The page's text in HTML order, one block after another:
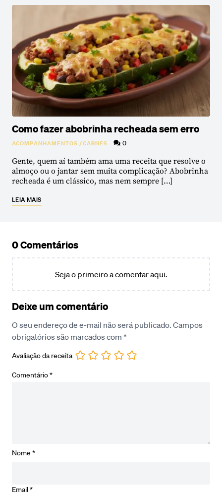
Como fazer abobrinha recheada sem erro
ACOMPANHAMENTOS /CARNES 0
Gente, quem aí também ama uma receita que resolve o
almoço ou o jantar sem muita complicação? Abobrinha
recheada é um clássico, mas nem sempre […]
LEIA MAIS
0 Comentários
Seja o primeiro a comentar aqui.
Deixe um comentário
O seu endereço de e-mail não será publicado. Campos
obrigatórios são marcados com *
Avaliação da receita
Comentário*
Nome *
Email*